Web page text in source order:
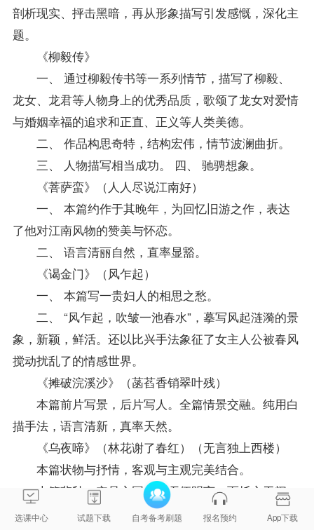
剖析现实、抨击黑暗，再从形象描写引发感慨，深化主
题。
《柳毅传》
一、 通过柳毅传书等一系列情节，描写了柳毅、
龙女、龙君等人物身上的优秀品质，歌颂了龙女对爱情
与婚姻幸福的追求和正直、正义等人类美德。
二、 作品构思奇特，结构宏伟，情节波澜曲折。
三、 人物描写相当成功。 四、 驰骋想象。
《菩萨蛮》（人人尽说江南好）
一、 本篇约作于其晚年，为回忆旧游之作，表达
了他对江南风物的赞美与怀恋。
二、 语言清丽自然，直率显豁。
《谒金门》（风乍起）
一、 本篇写一贵妇人的相思之愁。
二、 “风乍起，吹皱一池春水”，摹写风起涟漪的景
象，新颖，鲜活。还以比兴手法象征了女主人公被春风
搅动扰乱了的情感世界。
《摊破浣溪沙》（菡萏香销翠叶残）
本篇前片写景，后片写人。全篇情景交融。纯用白
描手法，语言清新，真率天然。
《乌夜啼》（林花谢了春红）（无言独上西楼）
本篇状物与抒情，客观与主观完美结合。
本篇悲秋，实是亡国之怨不便明言，而托之于闺
怨、离愁。词上片写景，下片抒情，是早期词的常见格
选课中心 试题下载 自考备考刷题 报名预约 App下载